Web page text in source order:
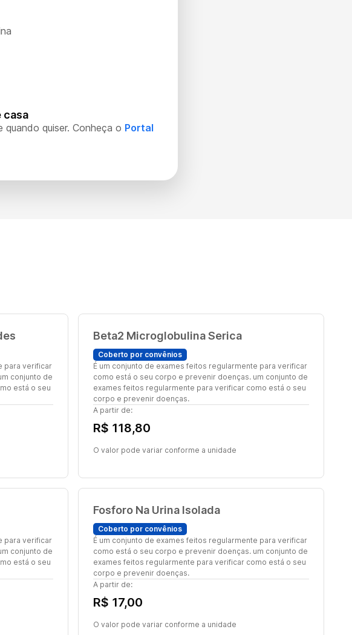
casa
quiser. Conheça o Portal
para verificar
conjunto de
está o seu
Beta2 Microglobulina Serica
Coberto por convênios
É um conjunto de exames feitos regularmente para verificar
como está o seu corpo e prevenir doenças. um conjunto de
exames feitos regularmente para verificar como está o seu
corpo e prevenir doenças.
A partir de:
R$ 118,80
O valor pode variar conforme a unidade
para verificar
conjunto de
está o seu
Fosforo Na Urina Isolada
Coberto por convênios
É um conjunto de exames feitos regularmente para verificar
como está o seu corpo e prevenir doenças. um conjunto de
exames feitos regularmente para verificar como está o seu
corpo e prevenir doenças.
A partir de:
R$ 17,00
O valor pode variar conforme a unidade